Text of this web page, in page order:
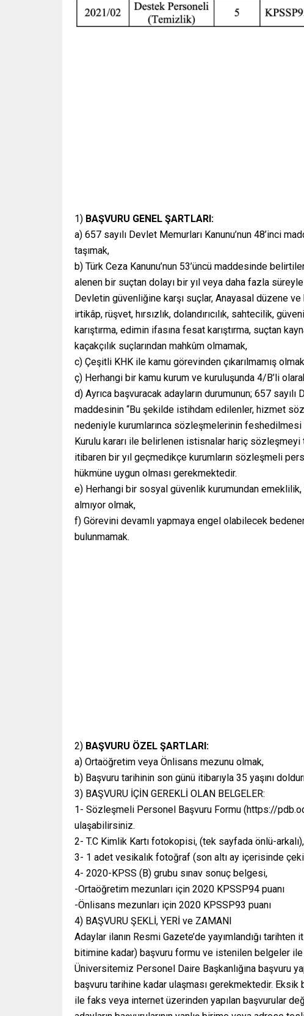
1) BAŞVURU GENEL ŞARTLARI:
a) 657 sayılı Devlet Memurları Kanunu’nun 48’inci
taşımak,
b) Türk Ceza Kanunu’nun 53’üncü maddesinde
alenen bir suçtan dolayı bir yıl veya daha fazla
Devletin güvenliğine karşı suçlar, Anayasal düzene
irtikâp, rüşvet, hırsızlık, dolandırıcılık, sahtecilik,
karıştırma, edimin ifasına fesat karıştırma, suçtan
kaçakçılık suçlarından mahkûm olmamak,
c) Çeşitli KHK ile kamu görevinden çıkarılmamış
ç) Herhangi bir kamu kurum ve kuruluşunda 4/B’li
d) Ayrıca başvuracak adayların durumunun; 657 sayılı
maddesinin “Bu şekilde istihdam edilenler, hizmet
nedeniyle kurumlarınca sözleşmelerinin
Kurulu kararı ile belirlenen istisnalar hariç
itibaren bir yıl geçmedikçe kurumların sözleşmeli
hükmüne uygun olması gerekmektedir.
e) Herhangi bir sosyal güvenlik kurumundan emeklilik,
almıyor olmak,
f) Görevini devamlı yapmaya engel olabilecek
bulunmamak.
2) BAŞVURU ÖZEL ŞARTLARI:
a) Ortaöğretim veya Önlisans mezunu olmak,
b) Başvuru tarihinin son günü itibarıyla 35 yaşını
3) BAŞVURU İÇİN GEREKLİ OLAN BELGELER:
1- Sözleşmeli Personel Başvuru Formu (https://
ulaşabilirsiniz.
2- T.C Kimlik Kartı fotokopisi, (tek sayfada önlü-arkalı),
3- 1 adet vesikalık fotoğraf (son altı ay içerisinde
4- 2020-KPSS (B) grubu sınav sonuç belgesi,
-Ortaöğretim mezunları için 2020 KPSSP94 puanı
-Önlisans mezunları için 2020 KPSSP93 puanı
4) BAŞVURU ŞEKLİ, YERİ ve ZAMANI
Adaylar ilanın Resmi Gazete’de yayımlandığı
bitimine kadar) başvuru formu ve istenilen belgeler
Üniversitemiz Personel Daire Başkanlığına başvuru
başvuru tarihine kadar ulaşması gerekmektedir.
ile faks veya internet üzerinden yapılan başvurular